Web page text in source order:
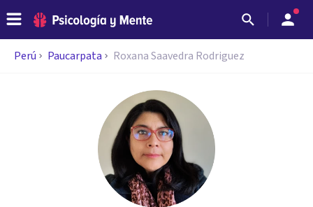
Perú Paucarpata Roxana Saavedra Rodriguez